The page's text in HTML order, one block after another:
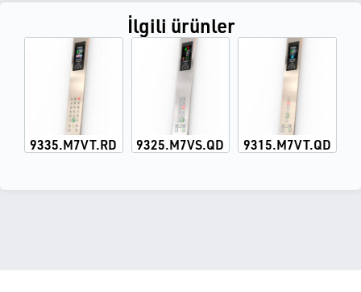
İlgili ürünler
9335.M7VT.RD 9325.M7VS.QD 9315.M7VT.QD